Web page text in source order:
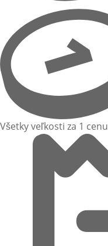
Všetky veľkosti za 1 cenu